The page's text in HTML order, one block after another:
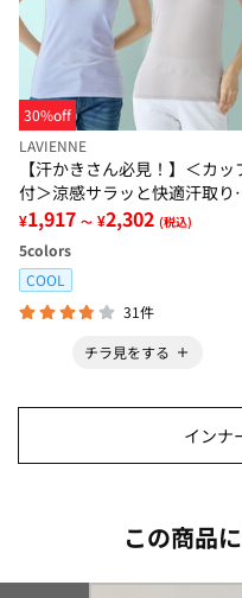
30%off
LAVIENNE
【汗かきさん必見！】＜カッ
付＞涼感サラッと快適汗取り
ンクトップインナー＜さらりラ
ボ＞
¥1,917 ～ ¥2,302 (税込)
5colors
COOL
31件
チラ見をする
インナ
この商品